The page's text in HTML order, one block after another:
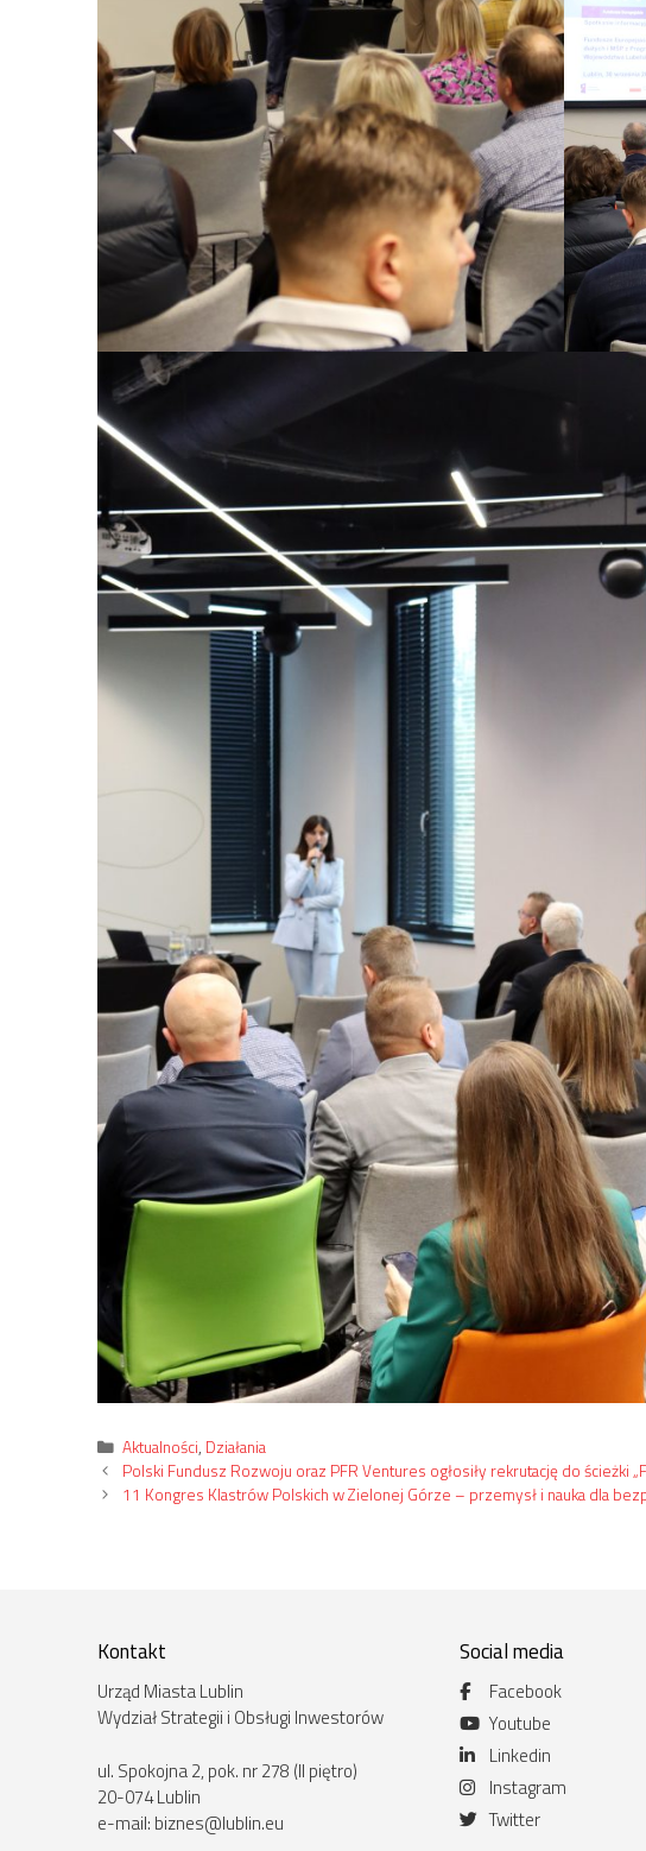
Kategorie
Aktualności, Działania
Polski Fundusz Rozwoju oraz PFR Ventures ogłosiły rekrutację do ścieżki
11 Kongres Klastrów Polskich w Zielonej Górze – przemysł i nauka dla
Kontakt
Urząd Miasta Lublin
Wydział Strategii i Obsługi Inwestorów
ul. Spokojna 2, pok. nr 278 (II piętro)
20-074 Lublin
e-mail: biznes@lublin.eu
Social media
Facebook
Youtube
Linkedin
Instagram
Twitter